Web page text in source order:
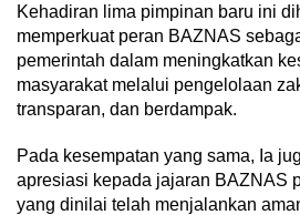
Kehadiran lima pimpinan baru ini
memperkuat peran BAZNAS
pemerintah dalam meningkatkan
masyarakat melalui pengelolaan
transparan, dan berdampak.
Pada kesempatan yang sama, Ia
apresiasi kepada jajaran BAZNAS
yang dinilai telah menjalankan